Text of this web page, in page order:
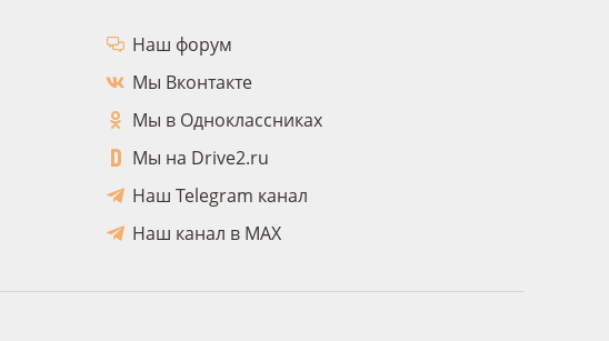
Наш форум
Мы Вконтакте
Мы в Одноклассниках
Мы на Drive2.ru
Наш Telegram канал
Наш канал в MAX